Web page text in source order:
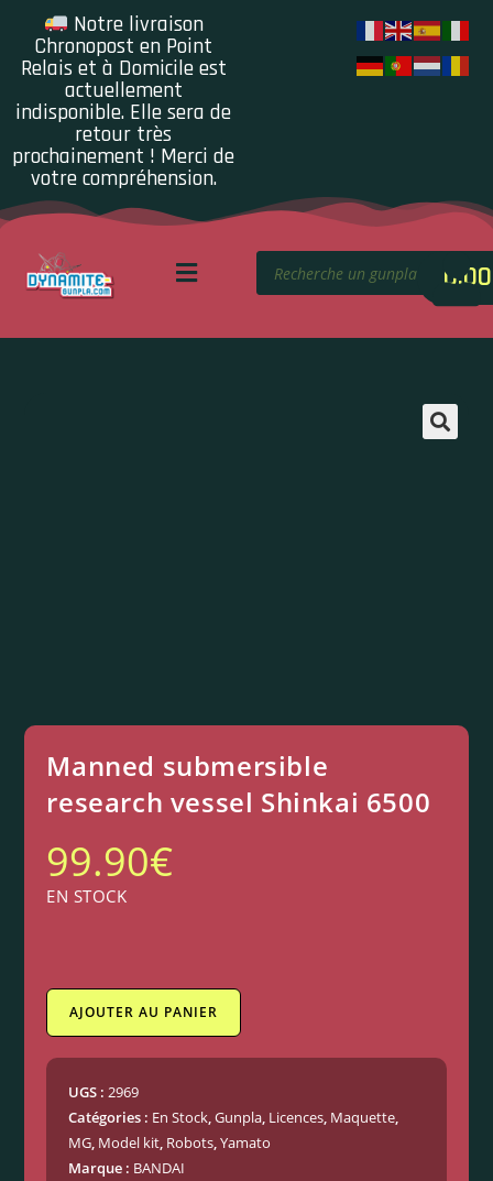
Notre livraison
Chronopost en Point
Relais et à Domicile est
actuellement
indisponible. Elle sera de
retour très
prochainement ! Merci de
votre compréhension.
0.00
Manned submersible
research vessel Shinkai 6500
99.90€
EN STOCK
AJOUTER AU PANIER
UGS :2969
Catégories : En Stock,Gunpla, Licences, Maquette,
MG, Model kit, Robots,Yamato
Marque : BANDAI